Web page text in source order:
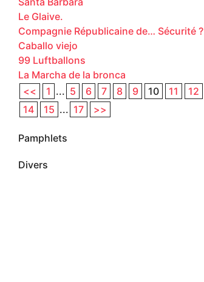
Le Glaive.
Compagnie Républicaine de… Sécurité ?
Caballo viejo
99 Luftballons
La Marcha de la bronca
<<
1 ... 5 6 7 8 9 10 11 12
14
15 ... 17 >>
Pamphlets
Divers